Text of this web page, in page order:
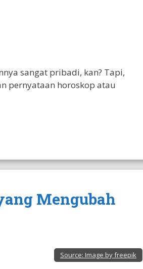
sangat pribadi, kan? Tapi,
pernyataan horoskop atau
Mengubah
Source: Image by freepik